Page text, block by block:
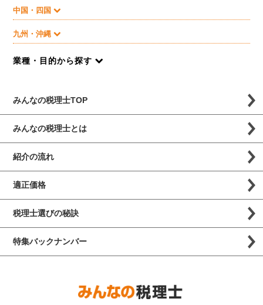
中国・四国
九州・沖縄
業種・目的から探す
みんなの税理士TOP
みんなの税理士とは
紹介の流れ
適正価格
税理士選びの秘訣
特集バックナンバー